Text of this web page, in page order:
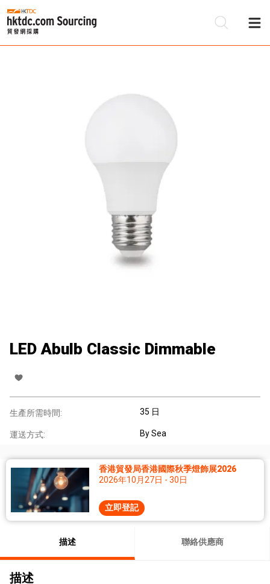
LED Abulb Classic Dimmable
生產所需時間: 35 日
運送方式: By Sea
香港貿發局香港國際秋季燈飾展2026
2026年10月27日 - 30日
立即登記
描述 聯絡供應商
描述